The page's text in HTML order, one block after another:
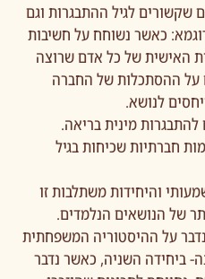
שקשורים לגיל ההתבגרות וגם
כאשר נשוחח על חשיבות
האישית של כל אדם שרוצה
על ההסתכלות של החברה
לנושא.
מינית בריאה.
חברתיות שכיחות בגיל
והיחידות משתלבות זו
של הנושאים הנלמדים.
על ההיסטוריה המשפחתית
ביחידה השניה, כאשר נדבר